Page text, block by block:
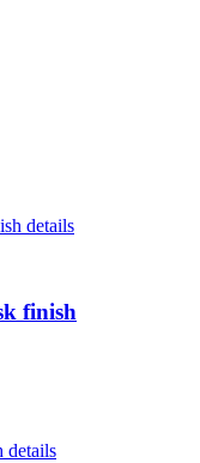
details
finish
details